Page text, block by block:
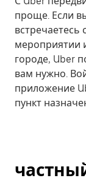
проще. Если
встречаетесь
мероприятии
городе, Uber
вам нужно.
приложение
пункт